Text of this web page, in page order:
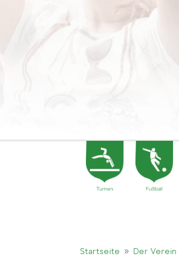
Startseite 9 Der Verein